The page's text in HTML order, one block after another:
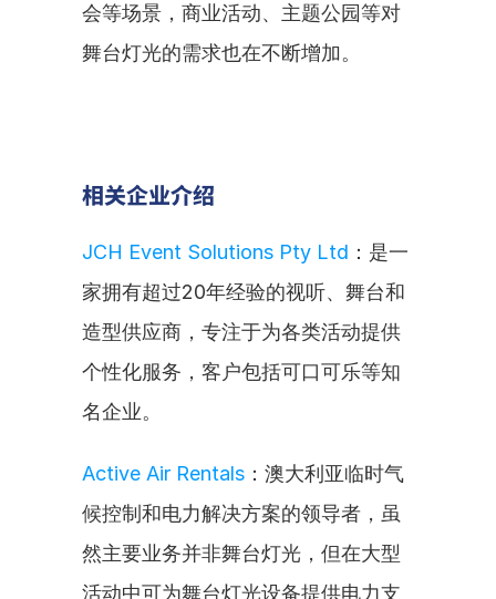
会等场景，商业活动、主题公园等对
舞台灯光的需求也在不断增加。
相关企业介绍
JCH Event Solutions Pty Ltd ：是一
家拥有超过20年经验的视听、舞台和
造型供应商，专注于为各类活动提供
个性化服务，客户包括可口可乐等知
名企业。
Active Air Rentals ：澳大利亚临时气
候控制和电力解决方案的领导者，虽
然主要业务并非舞台灯光，但在大型
活动中可为舞台灯光设备提供电力支